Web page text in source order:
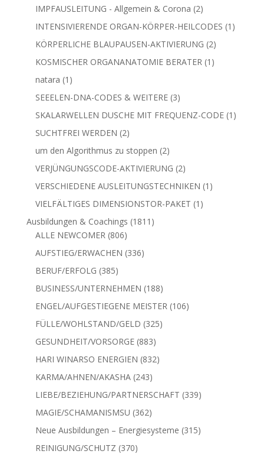
Produkt
IMPFAUSLEITUNG - Allgemein & Corona 22
Produkte
INTENSIVIERENDE ORGAN-KÖRPER-HEILCODES 1 1
KÖRPERLICHE BLAUPAUSEN-AKTIVIERUNG 22
Produkte
KOSMISCHER ORGANANATOMIE BERATER 1 1
natara 1 1
Produkt
SEEELEN-DNA-CODES & WEITERE 33
Produkte
SKALARWELLEN DUSCHE MIT FREQUENZ-CODE 1 1
SUCHTFREI WERDEN 22
Produkte
um den Algorithmus zu stoppen 22
Produkte
VERJÜNGUNGSCODE-AKTIVIERUNG 22
Produkte
VERSCHIEDENE AUSLEITUNGSTECHNIKEN 1 1
VIELFÄLTIGES DIMENSIONSTOR-PAKET 1 1
Ausbildungen & Coachings 1811 1811
ALLE NEWCOMER 806806
Produkte
AUFSTIEG/ERWACHEN 336336
BERUF/ERFOLG 385385
Produkte
BUSINESS/UNTERNEHMEN 188188
Produkte
ENGEL/AUFGESTIEGENE MEISTER 106106
FÜLLE/WOHLSTAND/GELD 325325
GESUNDHEIT/VORSORGE 883883
Produkte
HARI WINARSO ENERGIEN 832832
KARMA/AHNEN/AKASHA 243243
Produkte
LIEBE/BEZIEHUNG/PARTNERSCHAFT 339339
MAGIE/SCHAMANISMSU 362362
Produkte
Neue Ausbildungen – Energiesysteme 315315
REINIGUNG/SCHUTZ 370370